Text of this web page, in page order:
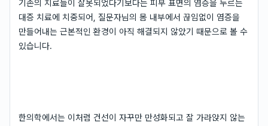
기존의 치료들이 잘못되었다기보다는 피부 표면의 염증을 누르는
대증 치료에 치중되어, 질문자님의 몸 내부에서 끊임없이 염증을
만들어내는 근본적인 환경이 아직 해결되지 않았기 때문으로 볼 수
있습니다.
한의학에서는 이처럼 건선이 자꾸만 만성화되고 잘 가라앉지 않는